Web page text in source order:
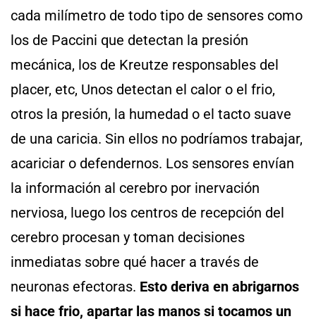
cada milímetro de todo tipo de sensores como
los de Paccini que detectan la presión
mecánica, los de Kreutze responsables del
placer, etc, Unos detectan el calor o el frio,
otros la presión, la humedad o el tacto suave
de una caricia. Sin ellos no podríamos trabajar,
acariciar o defendernos. Los sensores envían
la información al cerebro por inervación
nerviosa, luego los centros de recepción del
cerebro procesan y toman decisiones
inmediatas sobre qué hacer a través de
neuronas efectoras. Esto deriva en abrigarnos
si hace frio, apartar las manos si tocamos un